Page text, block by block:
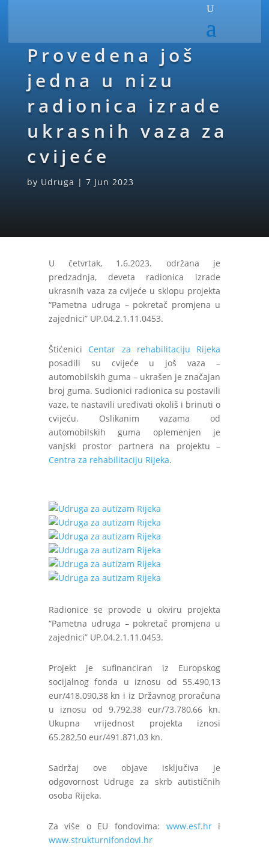
Provedena još
jedna u nizu
radionica izrade
ukrasnih vaza za
cvijeće
by Udruga | 7 Jun 2023
U četvrtak, 1.6.2023. održana je
predzadnja, deveta radionica izrade
ukrasnih vaza za cvijeće u sklopu projekta
“Pametna udruga – pokretač promjena u
zajednici” UP.04.2.1.11.0453.
Štićenici Centar za rehabilitaciju Rijeka
posadili su cvijeće u još vaza –
automobilskih guma – ukrašen je značajan
broj guma. Sudionici radionica su postavili
vaze, te nastavili uređivati okoliš i brinuti o
cvijeću. Oslikanim vazama od
automobilskih guma oplemenjen je
vanjski prostor partnera na projektu –
Centra za rehabilitaciju Rijeka.
Radionice se provode u okviru projekta
“Pametna udruga – pokretač promjena u
zajednici” UP.04.2.1.11.0453.
Projekt je sufinanciran iz Europskog
socijalnog fonda u iznosu od 55.490,13
eur/418.090,38 kn i iz Državnog proračuna
u iznosu od 9.792,38 eur/73.780,66 kn.
Ukupna vrijednost projekta iznosi
65.282,50 eur/491.871,03 kn.
Sadržaj ove objave isključiva je
odgovornost Udruge za skrb autističnih
osoba Rijeka.
Za više o EU fondovima: www.esf.hri
www.strukturnifondovi.hr